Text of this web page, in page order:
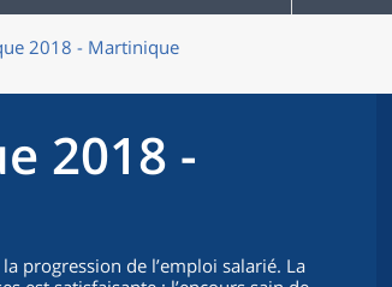
2018 - Martinique
2018 -
progression de l’emploi salarié. La